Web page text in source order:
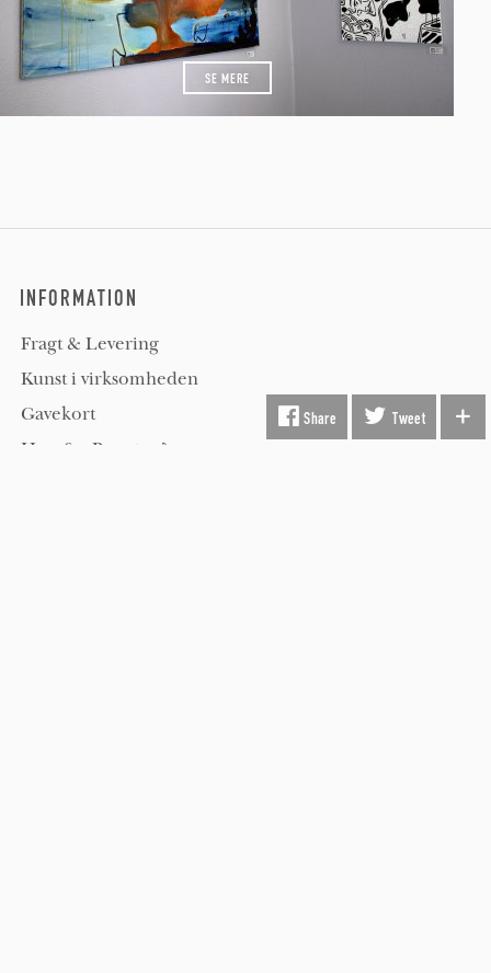
SE MERE
INFORMATION
Fragt & Levering
Kunst i virksomheden
Gavekort
Hvorfor Beauton?
Share Tweet